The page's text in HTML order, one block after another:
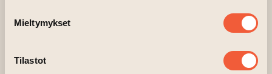
Mieltymykset
Tilastot